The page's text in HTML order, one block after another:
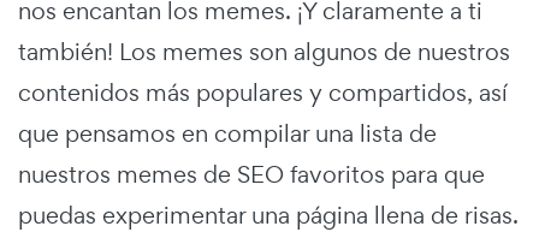
nos encantan los memes. ¡Y claramente a ti
también! Los memes son algunos de nuestros
contenidos más populares y compartidos, así
que pensamos en compilar una lista de
nuestros memes de SEO favoritos para que
puedas experimentar una página llena de risas.